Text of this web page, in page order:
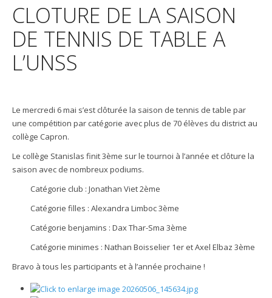
CLOTURE DE LA SAISON
DE TENNIS DE TABLE A
L’UNSS
Le mercredi 6 mai s’est clôturée la saison de tennis de table par
une compétition par catégorie avec plus de 70 élèves du district au
collège Capron.
Le collège Stanislas finit 3ème sur le tournoi à l’année et clôture la
saison avec de nombreux podiums.
Catégorie club : Jonathan Viet 2ème
Catégorie filles : Alexandra Limboc 3ème
Catégorie benjamins : Dax Thar-Sma 3ème
Catégorie minimes : Nathan Boisselier 1er et Axel Elbaz 3ème
Bravo à tous les participants et à l’année prochaine !